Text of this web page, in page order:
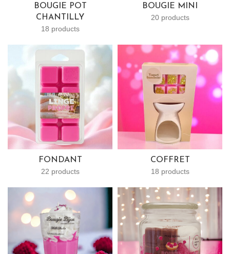
BOUGIE POT
CHANTILLY
18 products
BOUGIE MINI
20 products
FONDANT
22 products
COFFRET
18 products